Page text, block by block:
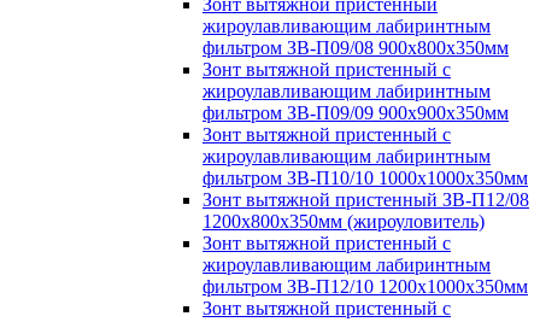
Зонт вытяжной пристенный
жироулавливающим лабиринтным
фильтром ЗВ-П09/08 900х800х350мм
Зонт вытяжной пристенный с
жироулавливающим лабиринтным
фильтром ЗВ-П09/09 900х900х350мм
Зонт вытяжной пристенный с
жироулавливающим лабиринтным
фильтром ЗВ-П10/10 1000х1000х350мм
Зонт вытяжной пристенный ЗВ-П12/08
1200х800х350мм (жироуловитель)
Зонт вытяжной пристенный с
жироулавливающим лабиринтным
фильтром ЗВ-П12/10 1200х1000х350мм
Зонт вытяжной пристенный с